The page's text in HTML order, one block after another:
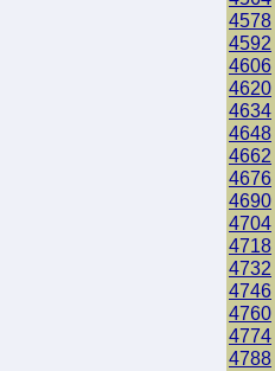
4578
4592
4606
4620
4634
4648
4662
4676
4690
4704
4718
4732
4746
4760
4774
4788